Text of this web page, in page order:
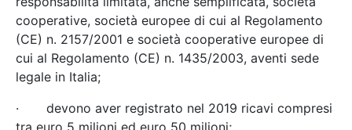
cooperative, società europee di cui al Regolamento
(CE) n. 2157/2001 e società cooperative europee di
cui al Regolamento (CE) n. 1435/2003, aventi sede
legale in Italia;
· devono aver registrato nel 2019 ricavi compresi
tra euro 5 milioni ed euro 50 milioni;